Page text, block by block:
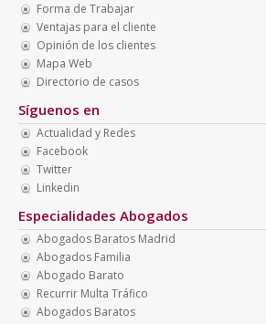
Forma de Trabajar
Ventajas para el cliente
Opinión de los clientes
Mapa Web
Directorio de casos
Síguenos en
Actualidad y Redes
Facebook
Twitter
Linkedin
Especialidades Abogados
Abogados Baratos Madrid
Abogados Familia
Abogado Barato
Recurrir Multa Tráfico
Abogados Baratos